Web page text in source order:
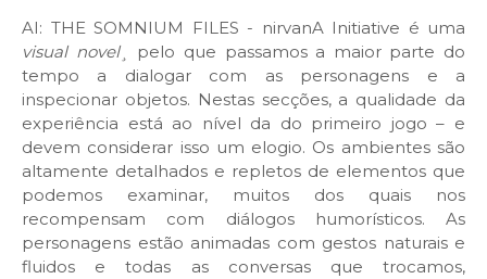
AI: THE SOMNIUM FILES - nirvanA Initiative é uma
visual novel¸ pelo que passamos a maior parte do
tempo a dialogar com as personagens e a
inspecionar objetos. Nestas secções, a qualidade da
experiência está ao nível da do primeiro jogo – e
devem considerar isso um elogio. Os ambientes são
altamente detalhados e repletos de elementos que
podemos examinar, muitos dos quais nos
recompensam com diálogos humorísticos. As
personagens estão animadas com gestos naturais e
fluidos e todas as conversas que trocamos,